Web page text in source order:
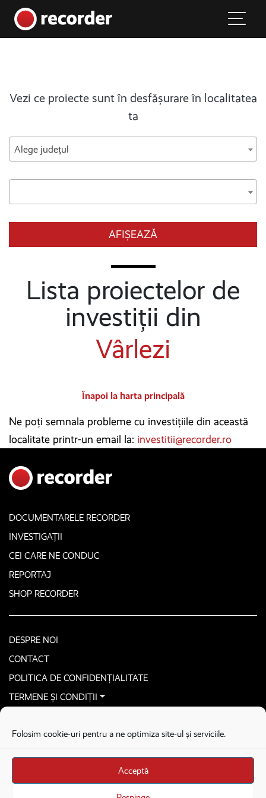
Folosim cookie-uri pentru a ne optimiza site-ul și serviciile.
Acceptă
Main Navigation
Vezi ce proiecte sunt în desfășurare în localitatea
ta
Alege județul
AFIȘEAZĂ
Lista proiectelor de
investiții din
Vârlezi
Înapoi la harta principală
Ne poți semnala probleme cu investițiile din această
localitate printr-un email la: investitii@recorder.ro
DOCUMENTARELE RECORDER
INVESTIGAȚII
CEI CARE NE CONDUC
REPORTAJ
SHOP RECORDER
DESPRE NOI
CONTACT
POLITICA DE CONFIDENȚIALITATE
TERMENE ȘI CONDIȚII
Stega creative
Brandul Recorder e operat de Asociația Recorder Community, sub licența SC